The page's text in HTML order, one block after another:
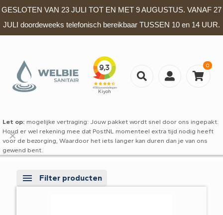
GESLOTEN VAN 23 JULI TOT EN MET 9 AUGUSTUS. VANAF 27
JULI doordeweeks telefonisch bereikbaar TUSSEN 10 en 14 UUR.
0
Let op: mogelijke vertraging: Jouw pakket wordt snel door ons ingepakt.
Houd er wel rekening mee dat PostNL momenteel extra tijd nodig heeft
voor de bezorging, Waardoor het iets langer kan duren dan je van ons
gewend bent.
✕
Filter producten